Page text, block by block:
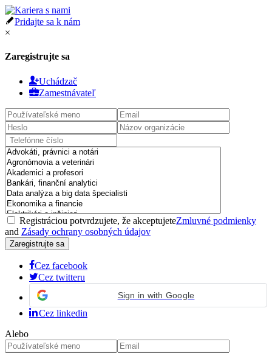
Pridajte sa k nám
×
Zaregistrujte sa
Uchádzač
Zamestnávateľ
Registráciou potvrdzujete, že akceptujeteZmluvné podmienky
and Zásady ochrany osobných údajov
Cez facebook
Cez twitteru
Sign in with Google
Cez linkedin
Alebo